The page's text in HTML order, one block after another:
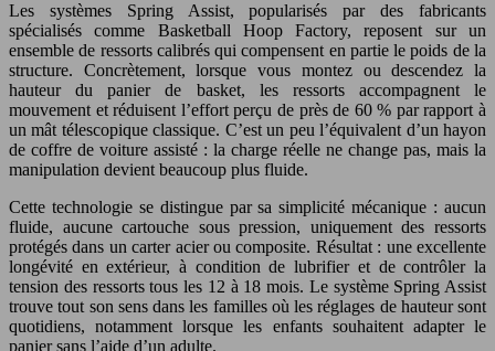
Les systèmes Spring Assist, popularisés par des fabricants
spécialisés comme Basketball Hoop Factory, reposent sur un
ensemble de ressorts calibrés qui compensent en partie le poids de la
structure. Concrètement, lorsque vous montez ou descendez la
hauteur du panier de basket, les ressorts accompagnent le
mouvement et réduisent l’effort perçu de près de 60 % par rapport à
un mât télescopique classique. C’est un peu l’équivalent d’un hayon
de coffre de voiture assisté : la charge réelle ne change pas, mais la
manipulation devient beaucoup plus fluide.
Cette technologie se distingue par sa simplicité mécanique : aucun
fluide, aucune cartouche sous pression, uniquement des ressorts
protégés dans un carter acier ou composite. Résultat : une excellente
longévité en extérieur, à condition de lubrifier et de contrôler la
tension des ressorts tous les 12 à 18 mois. Le système Spring Assist
trouve tout son sens dans les familles où les réglages de hauteur sont
quotidiens, notamment lorsque les enfants souhaitent adapter le
panier sans l’aide d’un adulte.